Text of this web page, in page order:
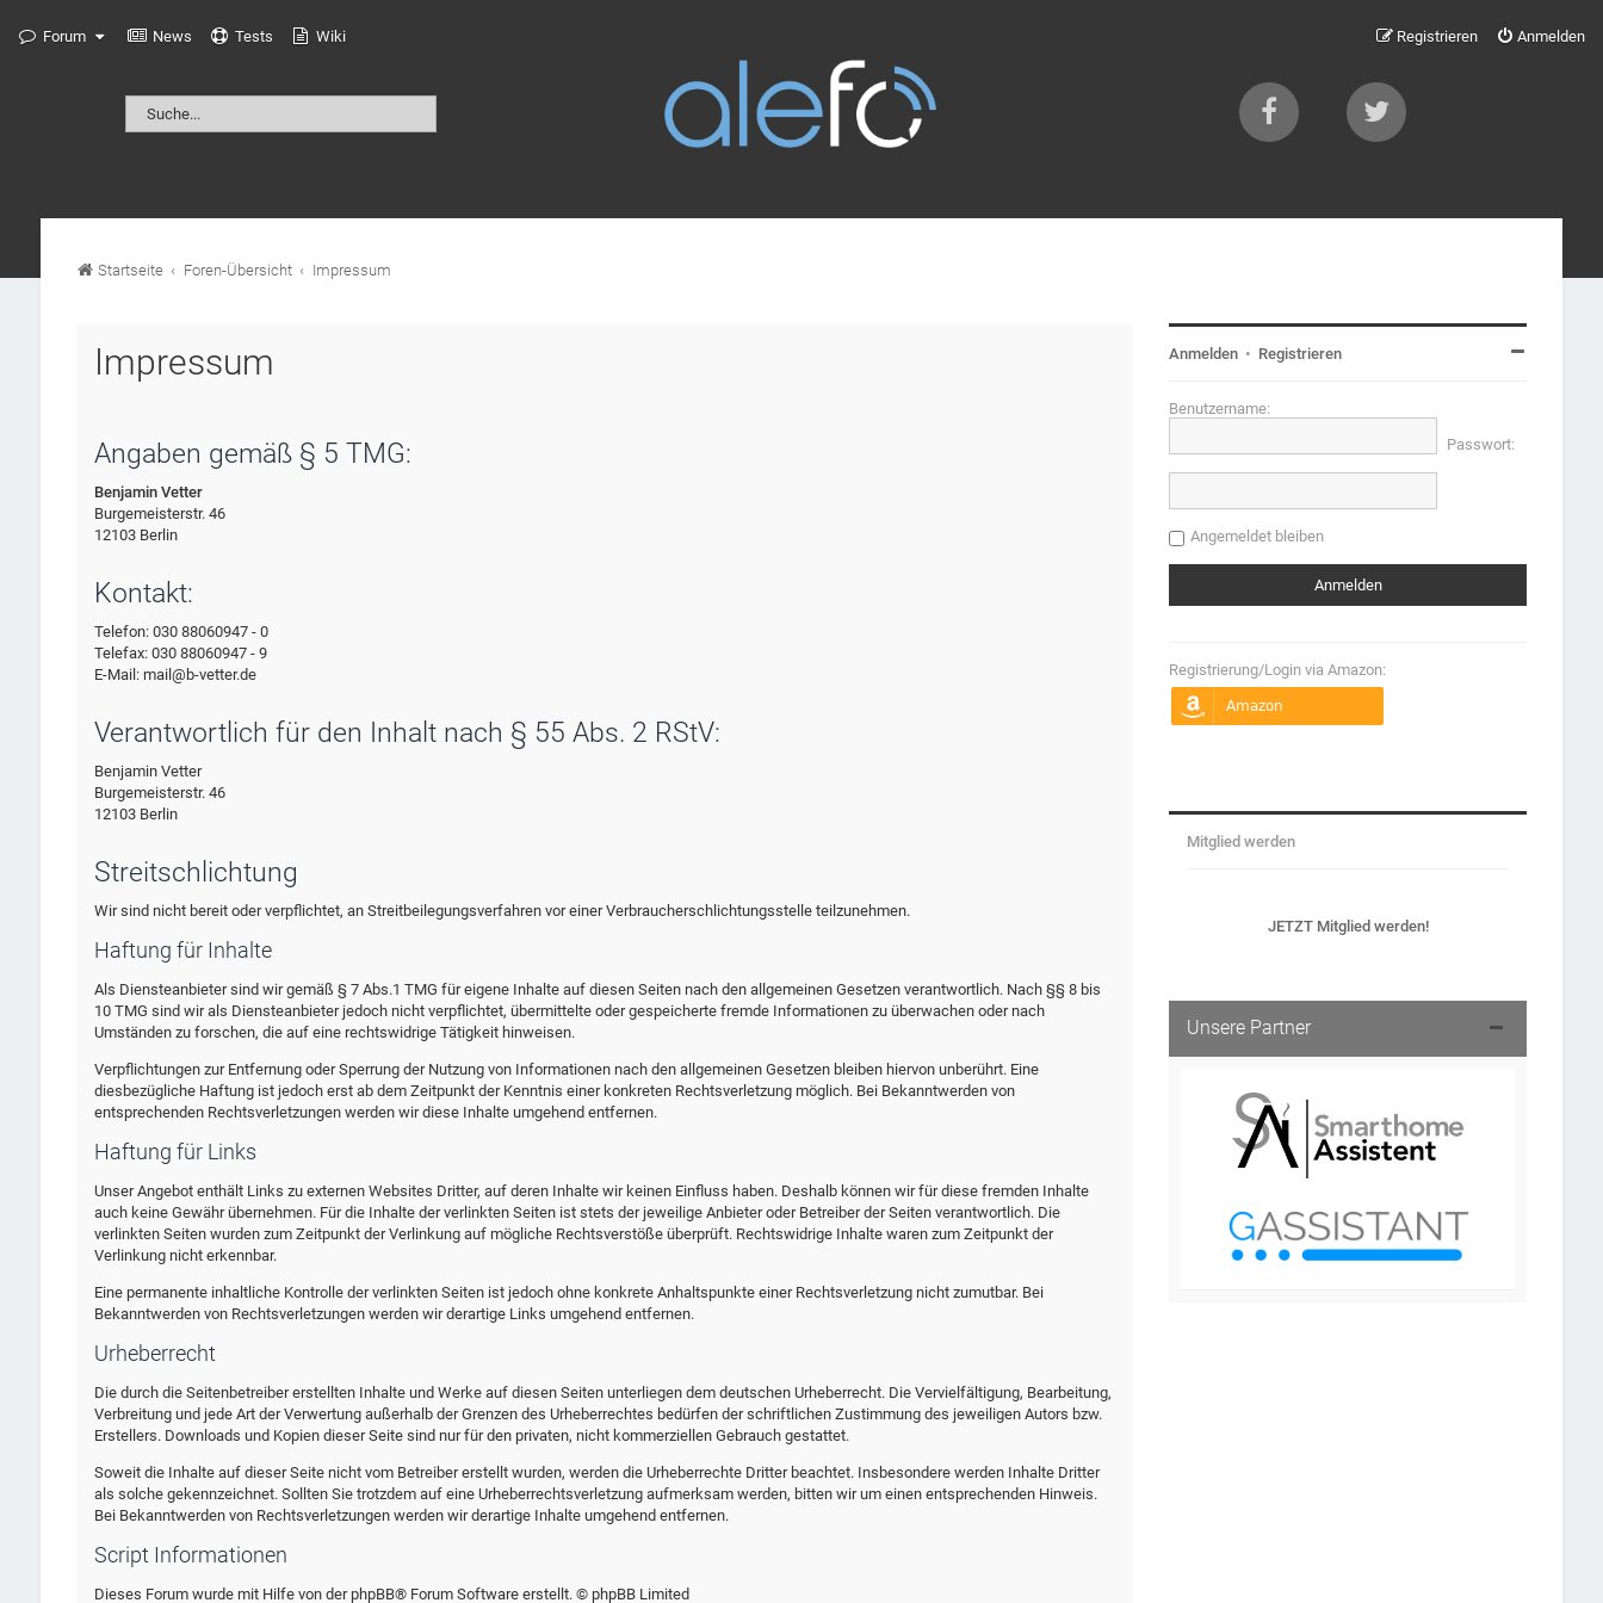
Forum News Tests Wiki Anmelden
Registrieren
Startseite Foren-Übersicht Impressum
Impressum
Angaben gemäß § 5 TMG:
Benjamin Vetter
Burgemeisterstr. 46
12103 Berlin
Kontakt:
Telefon: 030 88060947 - 0
Telefax: 030 88060947 - 9
E-Mail: mail@b-vetter.de
Verantwortlich für den Inhalt nach § 55 Abs. 2 RStV:
Benjamin Vetter
Burgemeisterstr. 46
12103 Berlin
Streitschlichtung
Wir sind nicht bereit oder verpflichtet, an Streitbeilegungsverfahren vor einer Verbraucherschlichtungsstelle teilzunehmen.
Haftung für Inhalte
Als Diensteanbieter sind wir gemäß § 7 Abs.1 TMG für eigene Inhalte auf diesen Seiten nach den allgemeinen Gesetzen verantwortlich. Nach §§ 8 bis
10 TMG sind wir als Diensteanbieter jedoch nicht verpflichtet, übermittelte oder gespeicherte fremde Informationen zu überwachen oder nach
Umständen zu forschen, die auf eine rechtswidrige Tätigkeit hinweisen.
Verpflichtungen zur Entfernung oder Sperrung der Nutzung von Informationen nach den allgemeinen Gesetzen bleiben hiervon unberührt. Eine
diesbezügliche Haftung ist jedoch erst ab dem Zeitpunkt der Kenntnis einer konkreten Rechtsverletzung möglich. Bei Bekanntwerden von
entsprechenden Rechtsverletzungen werden wir diese Inhalte umgehend entfernen.
Haftung für Links
Unser Angebot enthält Links zu externen Websites Dritter, auf deren Inhalte wir keinen Einfluss haben. Deshalb können wir für diese fremden Inhalte
auch keine Gewähr übernehmen. Für die Inhalte der verlinkten Seiten ist stets der jeweilige Anbieter oder Betreiber der Seiten verantwortlich. Die
verlinkten Seiten wurden zum Zeitpunkt der Verlinkung auf mögliche Rechtsverstöße überprüft. Rechtswidrige Inhalte waren zum Zeitpunkt der
Verlinkung nicht erkennbar.
Eine permanente inhaltliche Kontrolle der verlinkten Seiten ist jedoch ohne konkrete Anhaltspunkte einer Rechtsverletzung nicht zumutbar. Bei
Bekanntwerden von Rechtsverletzungen werden wir derartige Links umgehend entfernen.
Urheberrecht
Die durch die Seitenbetreiber erstellten Inhalte und Werke auf diesen Seiten unterliegen dem deutschen Urheberrecht. Die Vervielfältigung, Bearbeitung,
Verbreitung und jede Art der Verwertung außerhalb der Grenzen des Urheberrechtes bedürfen der schriftlichen Zustimmung des jeweiligen Autors bzw.
Erstellers. Downloads und Kopien dieser Seite sind nur für den privaten, nicht kommerziellen Gebrauch gestattet.
Soweit die Inhalte auf dieser Seite nicht vom Betreiber erstellt wurden, werden die Urheberrechte Dritter beachtet. Insbesondere werden Inhalte Dritter
als solche gekennzeichnet. Sollten Sie trotzdem auf eine Urheberrechtsverletzung aufmerksam werden, bitten wir um einen entsprechenden Hinweis.
Bei Bekanntwerden von Rechtsverletzungen werden wir derartige Inhalte umgehend entfernen.
Script Informationen
Dieses Forum wurde mit Hilfe von der phpBB® Forum Software erstellt. © phpBB Limited
Anmelden • Registrieren
Benutzername:
Passwort:
Angemeldet bleiben
Registrierung/Login via Amazon:
Mitglied werden
JETZT Mitglied werden!
Unsere Partner